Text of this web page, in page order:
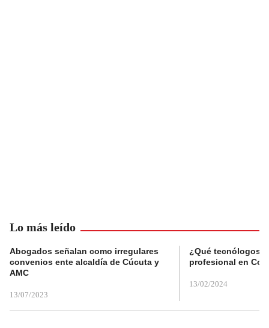
Lo más leído
Abogados señalan como irregulares
convenios ente alcaldía de Cúcuta y
AMC
13/07/2023
¿Qué tecnólogos
profesional en
13/02/2024